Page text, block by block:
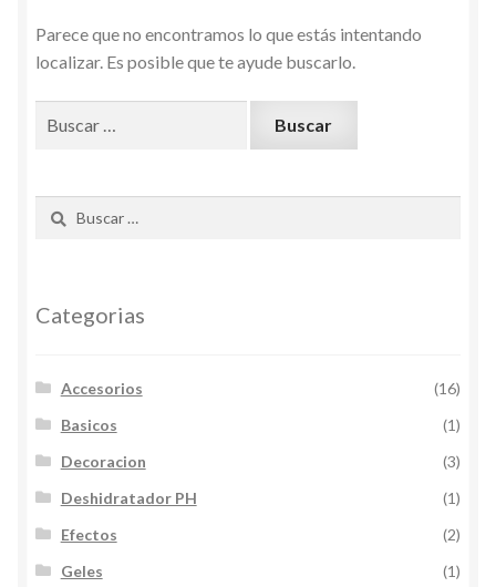
Parece que no encontramos lo que estás intentando
localizar. Es posible que te ayude buscarlo.
Categorias
Accesorios
(16)
Basicos
(1)
Decoracion
(3)
Deshidratador PH
(1)
Efectos
(2)
Geles
(1)